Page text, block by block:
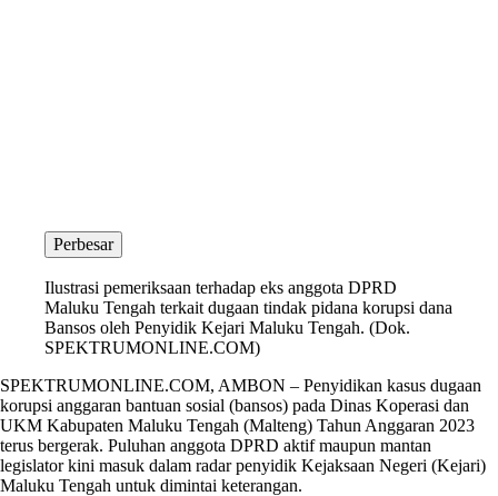
Perbesar
Ilustrasi pemeriksaan terhadap eks anggota DPRD
Maluku Tengah terkait dugaan tindak pidana korupsi dana
Bansos oleh Penyidik Kejari Maluku Tengah. (Dok.
SPEKTRUMONLINE.COM)
SPEKTRUMONLINE.COM, AMBON – Penyidikan kasus dugaan
korupsi anggaran bantuan sosial (bansos) pada Dinas Koperasi dan
UKM Kabupaten Maluku Tengah (Malteng) Tahun Anggaran 2023
terus bergerak. Puluhan anggota DPRD aktif maupun mantan
legislator kini masuk dalam radar penyidik Kejaksaan Negeri (Kejari)
Maluku Tengah untuk dimintai keterangan.